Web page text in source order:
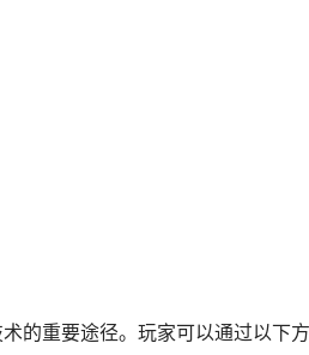
的重要途径。玩家可以通过以下方